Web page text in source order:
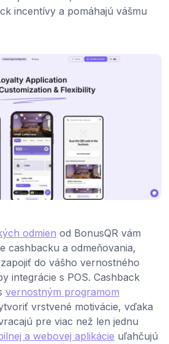
incentívy a pomáhajú vášmu
odmien od BonusQR vám
cashbacku a odmeňovania,
do vášho vernostného
integrácie s POS. Cashback
vernostným programom
vrstvené motivácie, vďaka
pre viac než len jednu
a webovej aplikácie uľahčujú